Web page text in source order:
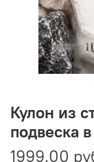
Кулон из
подвеска
1999.00